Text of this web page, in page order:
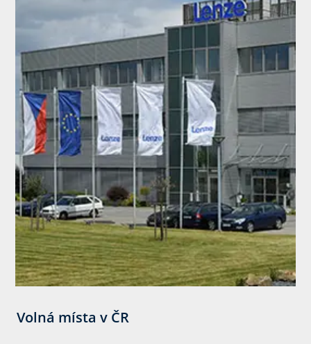
Volná místa v ČR